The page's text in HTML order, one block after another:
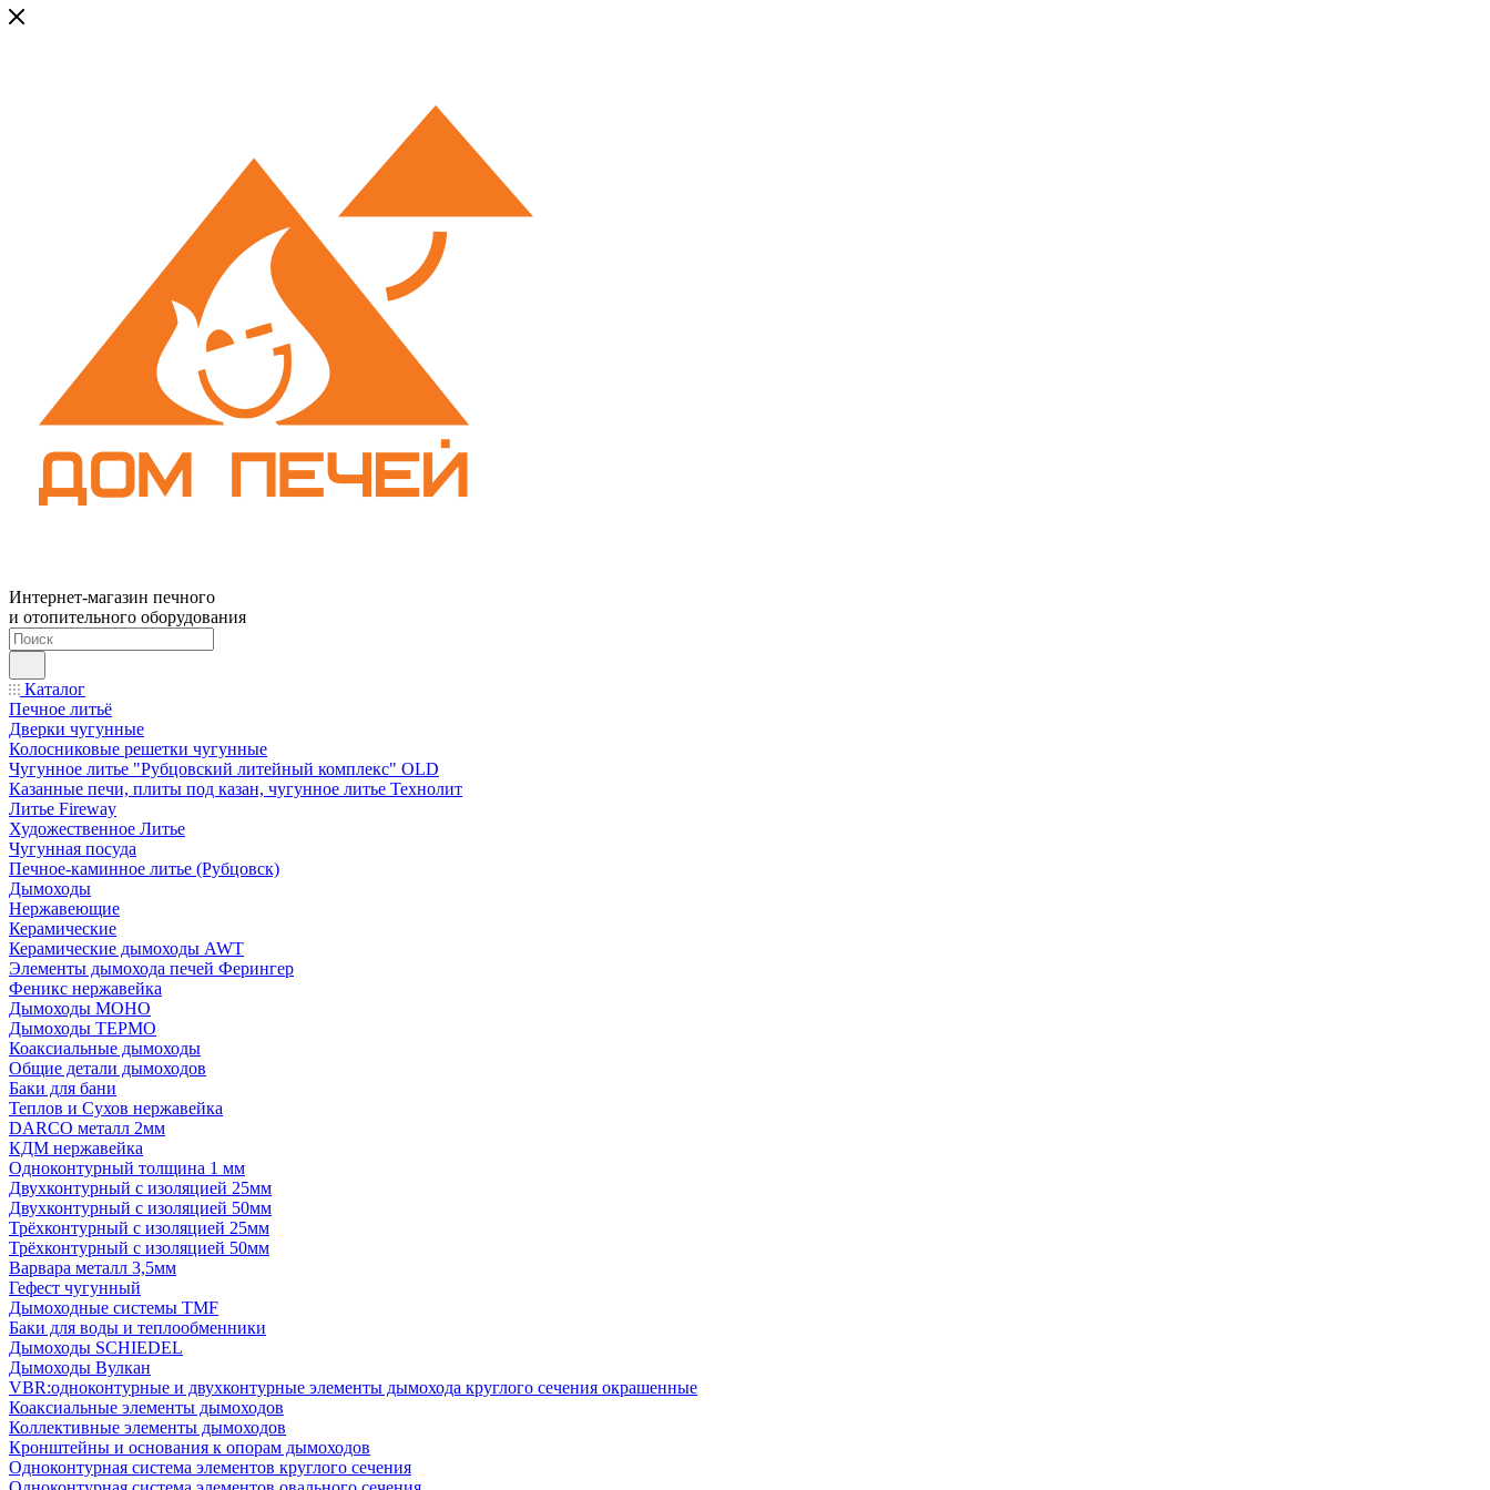
Интернет-магазин печного
и отопительного оборудования
Каталог
Печное литьё
Дверки чугунные
Колосниковые решетки чугунные
Чугунное литье "Рубцовский литейный комплекс" OLD
Казанные печи, плиты под казан, чугунное литье Технолит
Литье Fireway
Художественное Литье
Чугунная посуда
Печное-каминное литье (Рубцовск)
Дымоходы
Нержавеющие
Керамические
Керамические дымоходы AWT
Элементы дымохода печей Ферингер
Феникс нержавейка
Дымоходы МОНО
Дымоходы ТЕРМО
Коаксиальные дымоходы
Общие детали дымоходов
Баки для бани
Теплов и Сухов нержавейка
DARCO металл 2мм
КДМ нержавейка
Одноконтурный толщина 1 мм
Двухконтурный с изоляцией 25мм
Двухконтурный с изоляцией 50мм
Трёхконтурный с изоляцией 25мм
Трёхконтурный с изоляцией 50мм
Варвара металл 3,5мм
Гефест чугунный
Дымоходные системы TMF
Баки для воды и теплообменники
Дымоходы SCHIEDEL
Дымоходы Вулкан
VBR:одноконтурные и двухконтурные элементы дымохода круглого сечения окрашенные
Коаксиальные элементы дымоходов
Коллективные элементы дымоходов
Кронштейны и основания к опорам дымоходов
Одноконтурная система элементов круглого сечения